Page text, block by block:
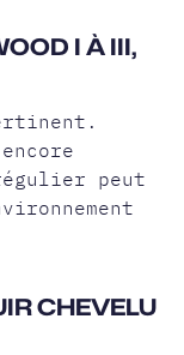
I À III,
peut
CHEVELU